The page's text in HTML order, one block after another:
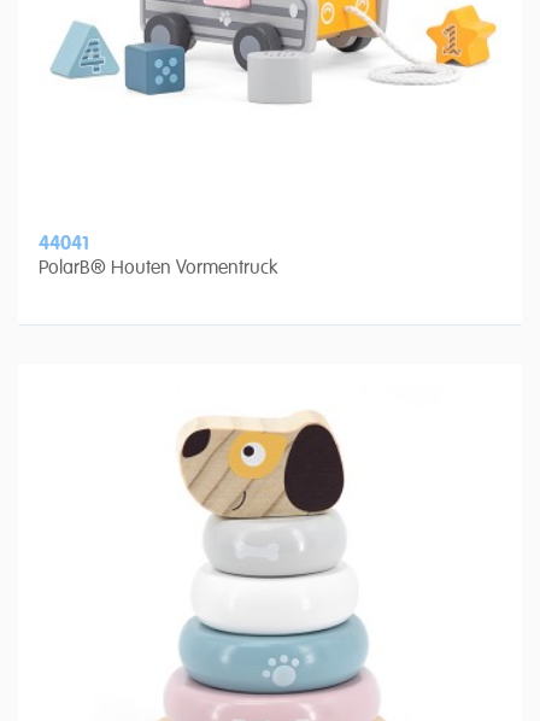
44041
PolarB® Houten Vormentruck